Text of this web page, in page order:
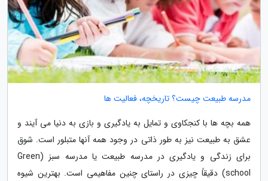
مدرسه طبیعت چیست؟ تاریخچه، فعالیت ها
همه بچه ها با کنجکاوی و تمایل به یادگیری و بازی به دنیا می آیند و
عشق به طبیعت نیز به طور ذاتی در وجود همه آنها متبلور است. شوق
برای زندگی و یادگیری در مدرسه طبیعت یا مدرسه سبز (Green
school) دقیقاً چیزی در راستای چنین مفاهیمی است. بهترین شیوه